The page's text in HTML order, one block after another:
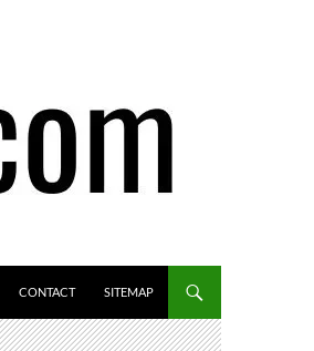
CONTACT SITEMAP